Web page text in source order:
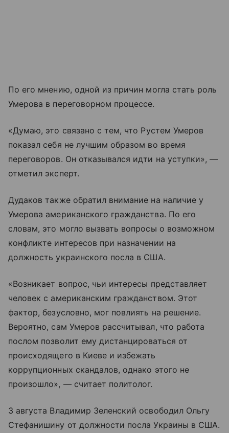
По его мнению, одной из причин могла стать роль
Умерова в переговорном процессе.
«Думаю, это связано с тем, что Рустем Умеров
показал себя не лучшим образом во время
переговоров. Он отказывался идти на уступки», —
отметил эксперт.
Дудаков также обратил внимание на наличие у
Умерова американского гражданства. По его
словам, это могло вызвать вопросы о возможном
конфликте интересов при назначении на
должность украинского посла в США.
«Возникает вопрос, чьи интересы представляет
человек с американским гражданством. Этот
фактор, безусловно, мог повлиять на решение.
Вероятно, сам Умеров рассчитывал, что работа
послом позволит ему дистанцироваться от
происходящего в Киеве и избежать
коррупционных скандалов, однако этого не
произошло», — считает политолог.
3 августа Владимир Зеленский освободил Ольгу
Стефанишину от должности посла Украины в США.